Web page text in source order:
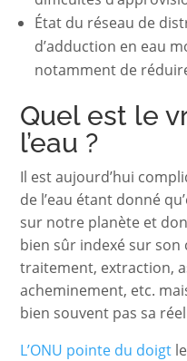
État du réseau de
d’adduction en eau
notamment de
Quel est le
l’eau ?
Il est aujourd’hui
de l’eau étant donné
sur notre planète et
bien sûr indexé sur
traitement, extraction,
acheminement, etc.
bien souvent pas sa
L’ONU pointe du doigt